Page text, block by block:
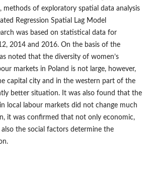
methods of exploratory spatial data analysis
Regression Spatial Lag Model
was based on statistical data for
2014 and 2016. On the basis of the
noted that the diversity of women’s
markets in Poland is not large, however,
capital city and in the western part of the
better situation. It was also found that the
local labour markets did not change much
it was confirmed that not only economic,
the social factors determine the